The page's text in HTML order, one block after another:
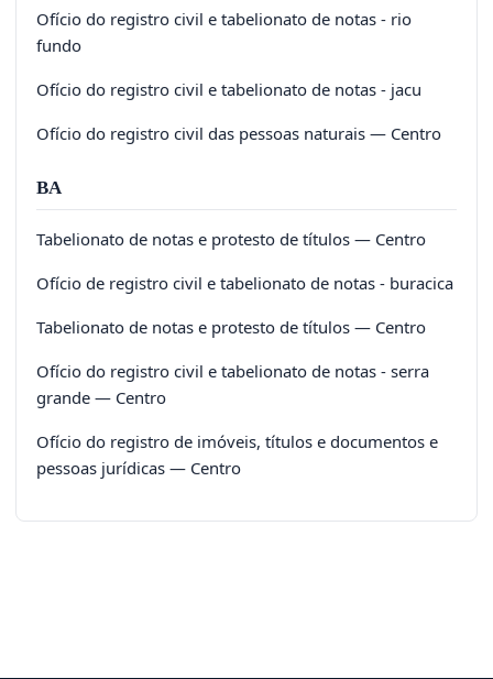
Ofício do registro civil e tabelionato de notas - rio
fundo
Ofício do registro civil e tabelionato de notas - jacu
Ofício do registro civil das pessoas naturais — Centro
BA
Tabelionato de notas e protesto de títulos — Centro
Ofício de registro civil e tabelionato de notas - buracica
Tabelionato de notas e protesto de títulos — Centro
Ofício do registro civil e tabelionato de notas - serra
grande — Centro
Ofício do registro de imóveis, títulos e documentos e
pessoas jurídicas — Centro